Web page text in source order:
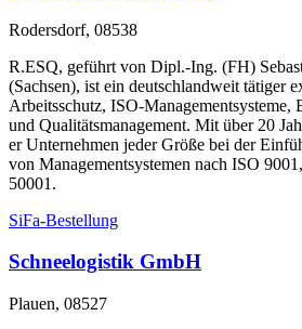
Rodersdorf, 08538
R.ESQ, geführt von Dipl.-Ing. (FH)
(Sachsen), ist ein deutschlandweit tätiger
Arbeitsschutz, ISO-Managementsysteme,
und Qualitätsmanagement. Mit über 20
er Unternehmen jeder Größe bei der
von Managementsystemen nach ISO
50001.
SiFa-Bestellung
Schneelogistik GmbH
Plauen, 08527